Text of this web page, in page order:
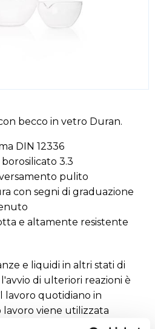
becco in vetro Duran.
DIN 12336
3.3
pulito
con segni di graduazione
e altamente resistente
e liquidi in altri stati di
di ulteriori reazioni è
lavoro quotidiano in
lavoro viene utilizzata
apparecchi e